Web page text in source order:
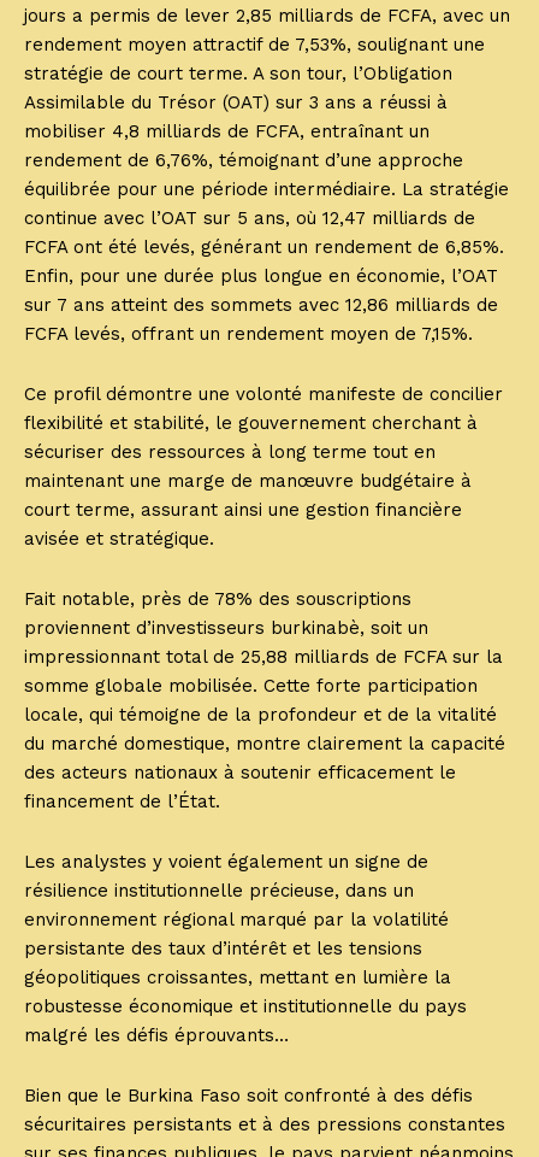
jours a permis de lever 2,85 milliards de FCFA, avec un
rendement moyen attractif de 7,53%, soulignant une
stratégie de court terme. A son tour, l’Obligation
Assimilable du Trésor (OAT) sur 3 ans a réussi à
mobiliser 4,8 milliards de FCFA, entraînant un
rendement de 6,76%, témoignant d’une approche
équilibrée pour une période intermédiaire. La stratégie
continue avec l’OAT sur 5 ans, où 12,47 milliards de
FCFA ont été levés, générant un rendement de 6,85%.
Enfin, pour une durée plus longue en économie, l’OAT
sur 7 ans atteint des sommets avec 12,86 milliards de
FCFA levés, offrant un rendement moyen de 7,15%.
Ce profil démontre une volonté manifeste de concilier
flexibilité et stabilité, le gouvernement cherchant à
sécuriser des ressources à long terme tout en
maintenant une marge de manœuvre budgétaire à
court terme, assurant ainsi une gestion financière
avisée et stratégique.
Fait notable, près de 78% des souscriptions
proviennent d’investisseurs burkinabè, soit un
impressionnant total de 25,88 milliards de FCFA sur la
somme globale mobilisée. Cette forte participation
locale, qui témoigne de la profondeur et de la vitalité
du marché domestique, montre clairement la capacité
des acteurs nationaux à soutenir efficacement le
financement de l’État.
Les analystes y voient également un signe de
résilience institutionnelle précieuse, dans un
environnement régional marqué par la volatilité
persistante des taux d’intérêt et les tensions
géopolitiques croissantes, mettant en lumière la
robustesse économique et institutionnelle du pays
malgré les défis éprouvants…
Bien que le Burkina Faso soit confronté à des défis
sécuritaires persistants et à des pressions constantes